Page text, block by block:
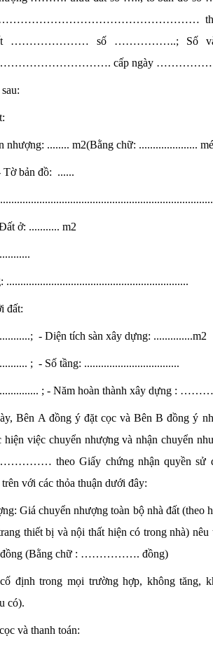
……………………………………………… theo
đất ………………… số ……………..; Số
cấp ngày
nhượng: ........ m2(Bằng chữ: .....................
Tờ bản đồ: ......
ở: ........... m2
.................................................................
đất:
- Diện tích sàn xây dựng: ..............m2
; - Số tầng: ..................................
; - Năm hoàn thành xây dựng :
Bên A đồng ý đặt cọc và Bên B đồng ý
hiện việc chuyển nhượng và nhận chuyển
theo Giấy chứng nhận quyền sử
với các thỏa thuận dưới đây:
Giá chuyển nhượng toàn bộ nhà đất (theo
thiết bị và nội thất hiện có trong nhà) nêu
(Bằng chữ : ……………. đồng)
định trong mọi trường hợp, không tăng,
có).
và thanh toán: